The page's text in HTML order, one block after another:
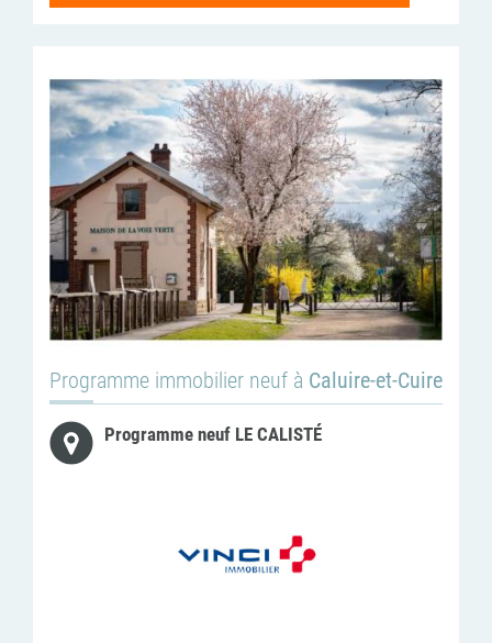
Programme immobilier neuf à Caluire-et-Cuire
Programme neuf LE CALISTÉ